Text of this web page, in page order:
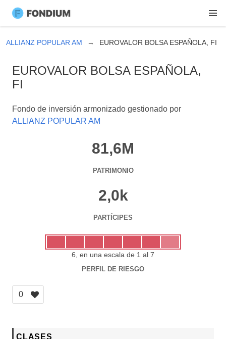
ALLIANZ POPULAR AM EUROVALOR BOLSA ESPAÑOLA, FI
EUROVALOR BOLSA ESPAÑOLA,
FI
Fondo de inversión armonizado gestionado por
ALLIANZ POPULAR AM
81,6M
PATRIMONIO
2,0k
PARTÍCIPES
6, en una escala de 1 al 7
PERFIL DE RIESGO
0
CLASES